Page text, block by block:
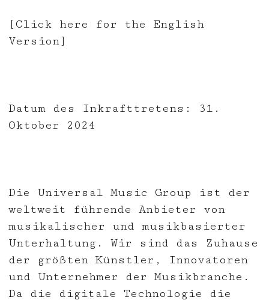
[Click here for the English
Version]
Datum des Inkrafttretens: 31.
Oktober 2024
Die Universal Music Group ist der
weltweit führende Anbieter von
musikalischer und musikbasierter
Unterhaltung. Wir sind das Zuhause
der größten Künstler, Innovatoren
und Unternehmer der Musikbranche.
Da die digitale Technologie die